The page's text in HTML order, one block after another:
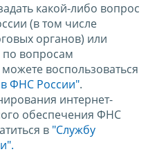
какой-либо вопрос
(в том числе
органов) или
по вопросам
воспользоваться
ФНС России".
интернет-
обеспечения ФНС
в "Службу